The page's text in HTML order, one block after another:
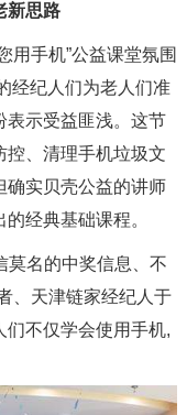
新思路
手机”公益课堂氛围
经纪人们为老人们准
表示受益匪浅。这节
控、清理手机垃圾文
确实贝壳公益的讲师
经典基础课程。
名的中奖信息、不
、天津链家经纪人于
们不仅学会使用手机,